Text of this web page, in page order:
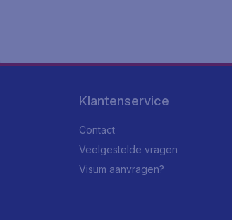
Klantenservice
Contact
Veelgestelde vragen
Visum aanvragen?